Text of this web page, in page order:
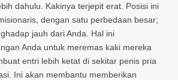
dahulu. Kakinya terjepit erat. Posisi ini
dengan satu perbedaan besar;
jauh dari Anda. Hal ini
Anda untuk meremas kaki mereka
entri lebih ketat di sekitar penis pria
Ini akan membantu memberikan